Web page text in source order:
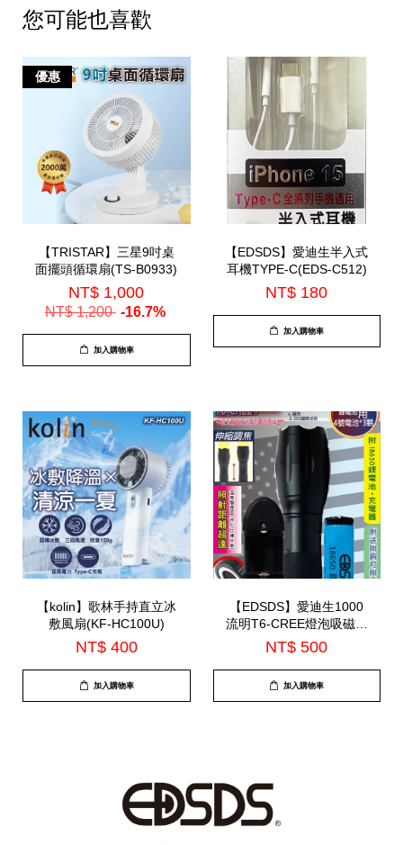
您可能也喜歡
優惠
【TRISTAR】三星9吋桌
面擺頭循環扇(TS-B0933)
NT$ 1,000
NT$ 1,200 -16.7%
加入購物車
【EDSDS】愛迪生半入式
耳機TYPE-C(EDS-C512)
NT$ 180
加入購物車
【kolin】歌林手持直立冰
敷風扇(KF-HC100U)
NT$ 400
加入購物車
【EDSDS】愛迪生1000
流明T6-CREE燈泡吸磁手
電筒(EDS-G683)
NT$ 500
加入購物車